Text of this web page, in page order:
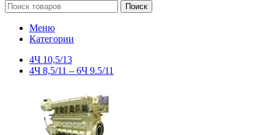
Поиск
Меню
Категории
4Ч 10,5/13
4Ч 8,5/11 – 6Ч 9.5/11